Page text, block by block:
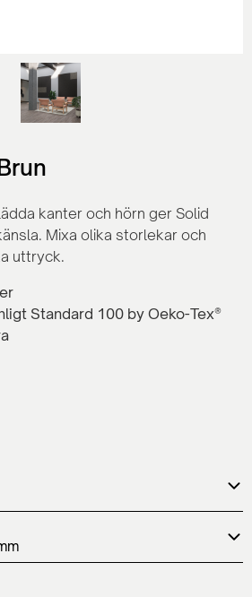
kanter och hörn ger Solid
Mixa olika storlekar och
uttryck.
Standard 100 by Oeko-Tex®